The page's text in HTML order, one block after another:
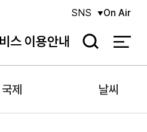
스 이용안내
SNS On Air
검
국제 날씨